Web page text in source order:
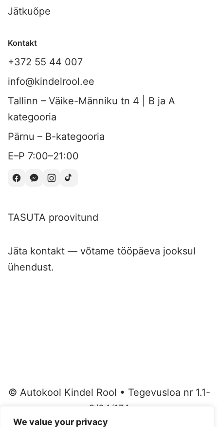
We value your privacy
Jätkuõpe
Kontakt
+372 55 44 007
info@kindelrool.ee
Tallinn – Väike-Männiku tn 4 | B ja A
kategooria
Pärnu – B-kategooria
E–P 7:00–21:00
TASUTA proovitund
Jäta kontakt — võtame tööpäeva jooksul
ühendust.
© Autokool Kindel Rool • Tegevusloa nr 1.1-
3/24/174
•